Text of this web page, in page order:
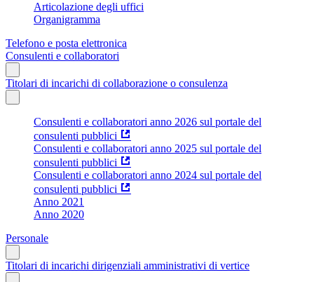
Articolazione degli uffici
Organigramma
Telefono e posta elettronica
Consulenti e collaboratori
Titolari di incarichi di collaborazione o consulenza
Consulenti e collaboratori anno 2026 sul portale del
consulenti pubblici
Consulenti e collaboratori anno 2025 sul portale del
consulenti pubblici
Consulenti e collaboratori anno 2024 sul portale del
consulenti pubblici
Anno 2021
Anno 2020
Personale
Titolari di incarichi dirigenziali amministrativi di vertice